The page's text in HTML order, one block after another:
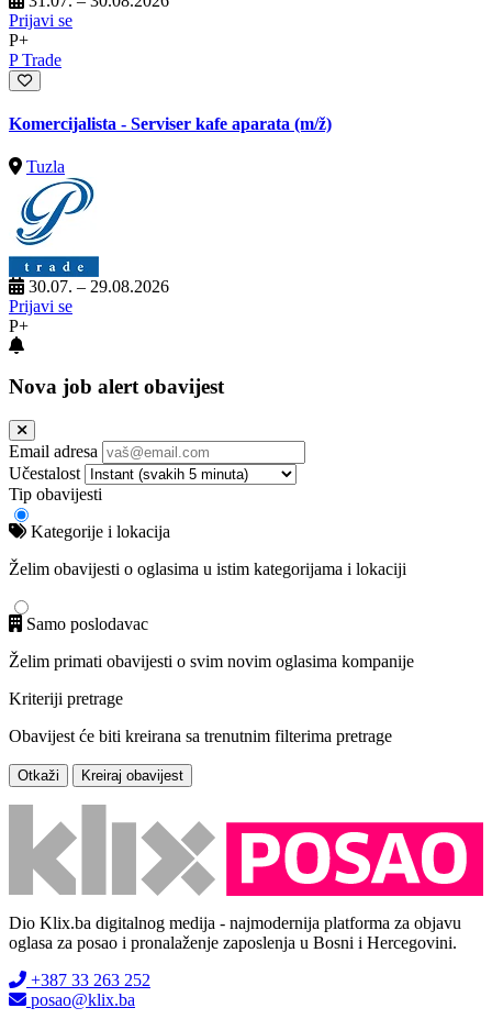
Prijavi se
P+
P Trade
Komercijalista - Serviser kafe aparata (m/ž)
Tuzla
30.07. – 29.08.2026
Prijavi se
P+
Nova job alert obavijest
Email adresa
Učestalost
Tip obavijesti
Kategorije i lokacija
Želim obavijesti o oglasima u istim kategorijama i lokaciji
Samo poslodavac
Želim primati obavijesti o svim novim oglasima kompanije
Kriteriji pretrage
Obavijest će biti kreirana sa trenutnim filterima pretrage
Otkaži Kreiraj obavijest
Dio Klix.ba digitalnog medija - najmodernija platforma za objavu
oglasa za posao i pronalaženje zaposlenja u Bosni i Hercegovini.
+387 33 263 252
posao@klix.ba